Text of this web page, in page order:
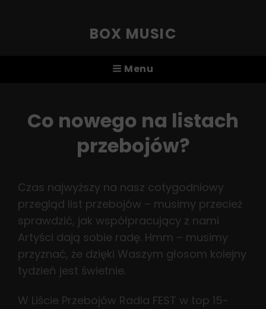
BOX MUSIC
Menu
Co nowego na listach
przebojów?
Czas najwyższy na nasz cotygodniowy
przegląd list przebojów – musimy przecież
sprawdzić, jak współpracujący z nami
Artyści dają sobie radę. Hmm – musimy
przyznać, że dzięki Waszym głosom kolejny
tydzień jest świetnie.
W Liście Przebojów Radia FEST w top 15-